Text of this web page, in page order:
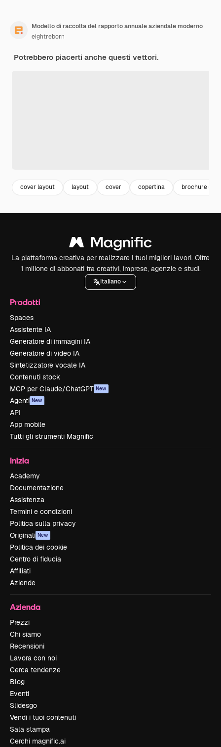
Modello di raccolta del rapporto annuale aziendale moderno
eightreborn
Potrebbero piacerti anche questi vettori.
cover layout layout cover copertina brochure
La piattaforma creativa per realizzare i tuoi migliori lavori. Oltre
1 milione di abbonati tra creativi, imprese, agenzie e studi.
Italiano
Prodotti
Spaces
Assistente IA
Generatore di immagini IA
Generatore di video IA
Sintetizzatore vocale IA
Contenuti stock
MCP per Claude/ChatGPT New
Agenti New
API
App mobile
Tutti gli strumenti Magnific
Inizia
Academy
Documentazione
Assistenza
Termini e condizioni
Politica sulla privacy
Originali New
Politica dei cookie
Centro di fiducia
Affiliati
Aziende
Azienda
Prezzi
Chi siamo
Recensioni
Lavora con noi
Cerca tendenze
Blog
Eventi
Slidesgo
Vendi i tuoi contenuti
Sala stampa
Cerchi magnific.ai